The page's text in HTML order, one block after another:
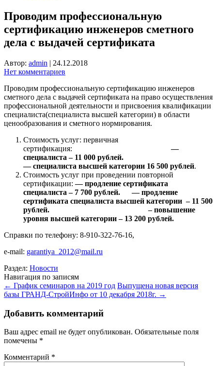
Проводим профессиональную
сертификацию инженеров сметного
дела с выдачей сертификата
Автор: admin | 24.12.2018
Нет комментариев
Проводим профессиональную сертификацию инженеров
сметного дела с выдачей сертификата на право осуществления
профессиональной деятельности и присвоения квалификации
специалиста(специалиста высшей категории) в области
ценообразования и сметного нормирования.
Стоимость услуг: первичная
сертификация:—
специалиста – 11 000 рублей.
— специалиста высшей категории 16 500 рублей.
Стоимость услуг при проведении повторной
сертификации:— продление сертификата
специалиста – 7 700 рублей. — продление
сертификата специалиста высшей категории – 11 500
рублей.
– повышение
уровня высшей категории – 13 200 рублей.
Справки по телефону: 8-910-322-76-16,
e-mail: garantiya_2012@mail.ru
Раздел: Новости
Навигация по записям
← График семинаров на 2019 год Выпущена новая версия
базы ГРАНД-СтройИнфо от 10 декабря 2018г. →
Добавить комментарий
Ваш адрес email не будет опубликован. Обязательные поля
помечены *
Комментарий *